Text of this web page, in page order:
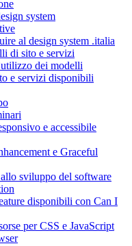
system
al design system .italia
di sito e servizi
dei modelli
e servizi disponibili
e accessibile
e Graceful
sviluppo del software
disponibili con Can I
per CSS e JavaScript